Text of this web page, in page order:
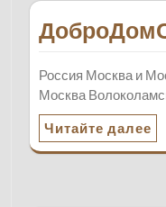
Россия Москва и
Москва
Читайте далее